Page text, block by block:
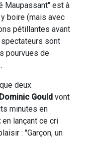
Maupassant" est à
boire (mais avec
pétillantes avant
sont
pourvues de
deux
Dominic Gould vont
minutes en
en lançant ce cri
: "Garçon, un